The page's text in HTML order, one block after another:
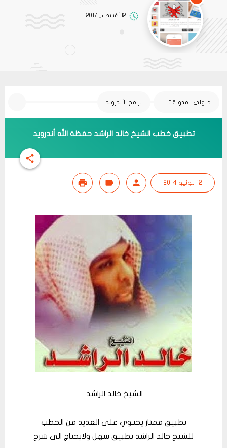
12 أغسطس 2017
حلولي | مدونة تقنية برامج الأندرويد
تطبيق خطب الشيخ خالد الراشد حفظة الله أندرويد
12 يونيو 2014
الشيخ خالد الراشد
تطبيق ممتاز يحتوي على العديد من الخطب
للشيخ خالد الراشد تطبيق سهل ولايحتاج الى شرح